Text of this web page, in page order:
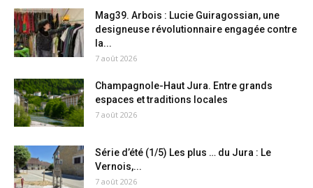
Mag39. Arbois : Lucie Guiragossian, une
designeuse révolutionnaire engagée contre
la...
7 août 2026
Champagnole-Haut Jura. Entre grands
espaces et traditions locales
7 août 2026
Série d’été (1/5) Les plus … du Jura : Le
Vernois,...
7 août 2026